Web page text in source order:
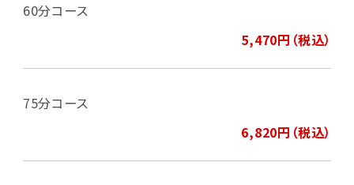
60分コース
5,470円（税込）
75分コース
6,820円（税込）